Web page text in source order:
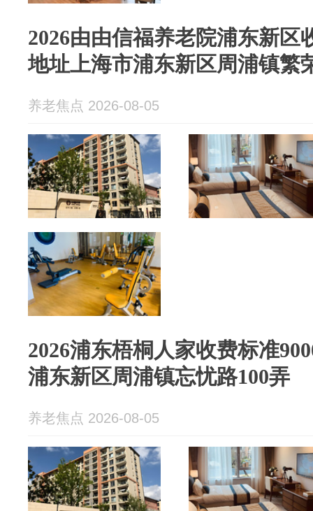
2026由由信福养老院浦东新区
地址上海市浦东新区周浦镇繁
养老焦点 2026-08-05
2026浦东梧桐人家收费标准
浦东新区周浦镇忘忧路100弄
养老焦点 2026-08-05